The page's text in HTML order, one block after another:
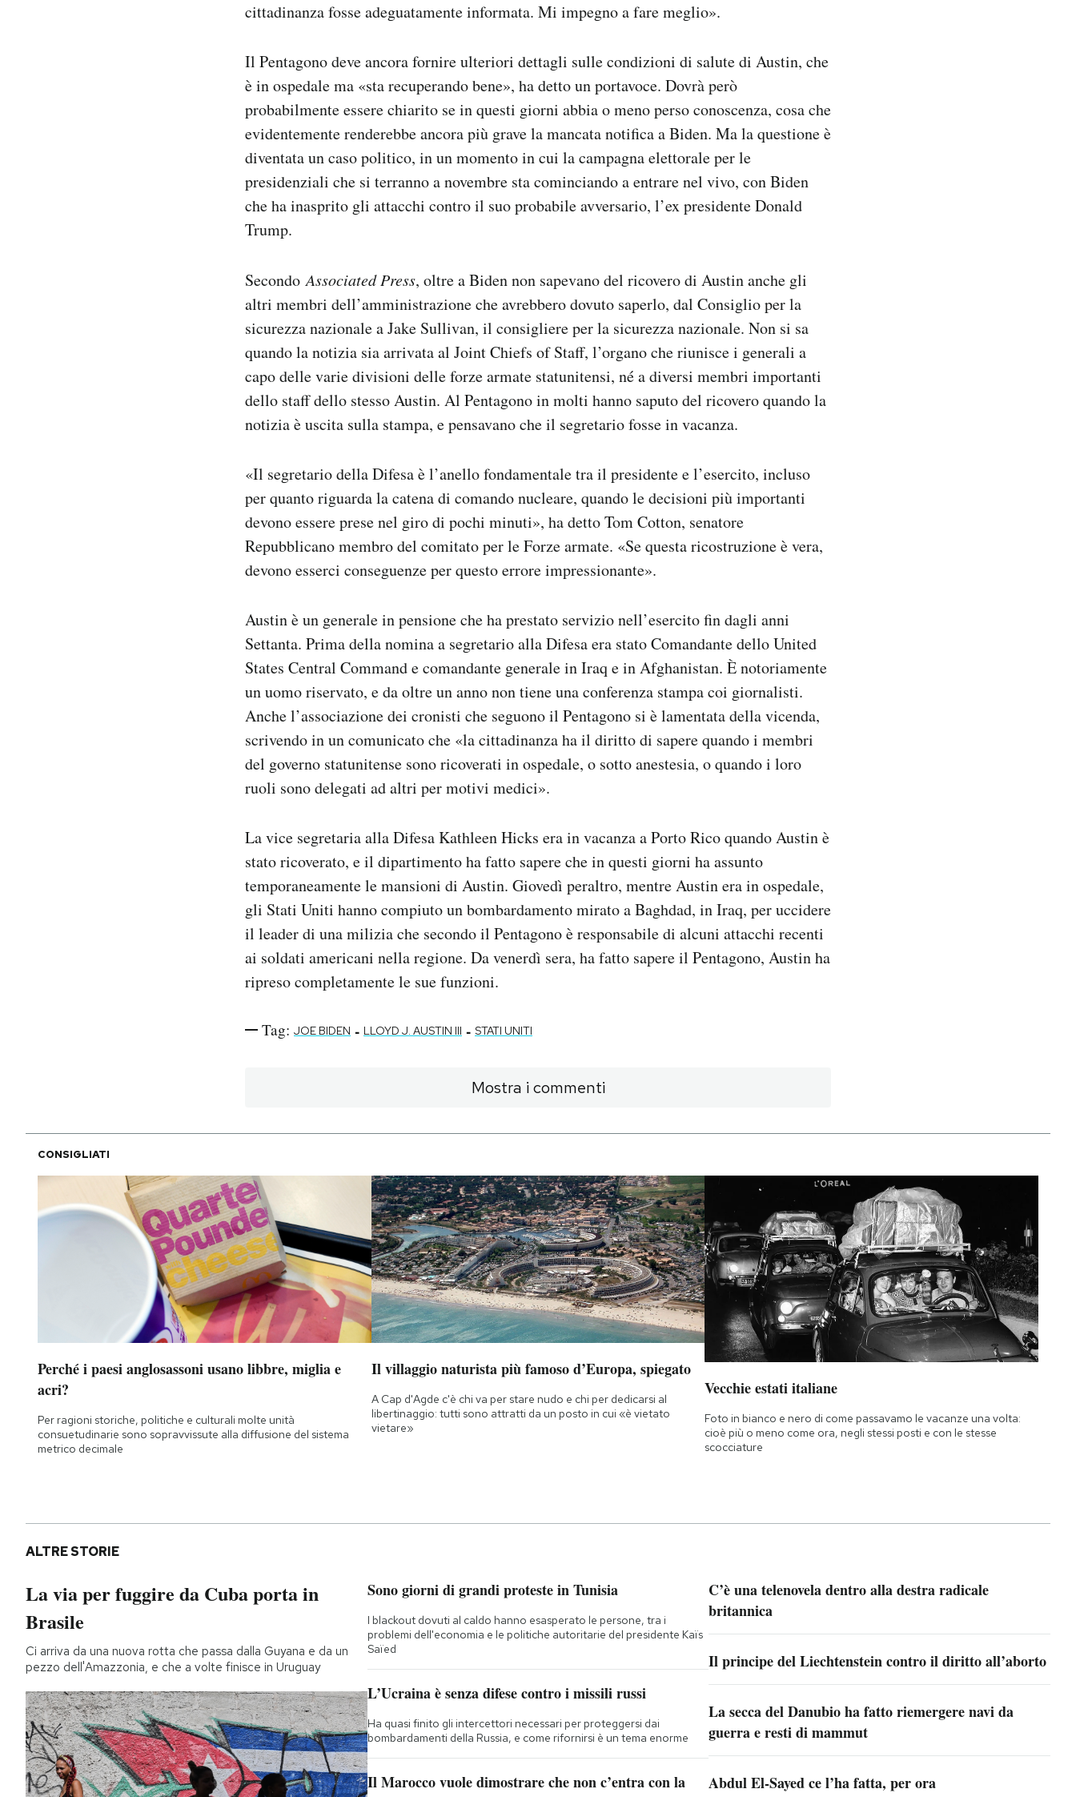
cittadinanza fosse adeguatamente informata. Mi impegno a fare meglio».
Il Pentagono deve ancora fornire ulteriori dettagli sulle condizioni di salute di Austin, che
è in ospedale ma «sta recuperando bene», ha detto un portavoce. Dovrà però
probabilmente essere chiarito se in questi giorni abbia o meno perso conoscenza, cosa che
evidentemente renderebbe ancora più grave la mancata notifica a Biden. Ma la questione è
diventata un caso politico, in un momento in cui la campagna elettorale per le
presidenziali che si terranno a novembre sta cominciando a entrare nel vivo, con Biden
che ha inasprito gli attacchi contro il suo probabile avversario, l’ex presidente Donald
Trump.
SecondoAssociated Press, oltre a Biden non sapevano del ricovero di Austin anche gli
altri membri dell’amministrazione che avrebbero dovuto saperlo, dal Consiglio per la
sicurezza nazionale a Jake Sullivan, il consigliere per la sicurezza nazionale. Non si sa
quando la notizia sia arrivata al Joint Chiefs of Staff, l’organo che riunisce i generali a
capo delle varie divisioni delle forze armate statunitensi, né a diversi membri importanti
dello staff dello stesso Austin. Al Pentagono in molti hanno saputo del ricovero quando la
notizia è uscita sulla stampa, e pensavano che il segretario fosse in vacanza.
«Il segretario della Difesa è l’anello fondamentale tra il presidente e l’esercito, incluso
per quanto riguarda la catena di comando nucleare, quando le decisioni più importanti
devono essere prese nel giro di pochi minuti», ha detto Tom Cotton, senatore
Repubblicano membro del comitato per le Forze armate. «Se questa ricostruzione è vera,
devono esserci conseguenze per questo errore impressionante».
Austin è un generale in pensione che ha prestato servizio nell’esercito fin dagli anni
Settanta. Prima della nomina a segretario alla Difesa era stato Comandante dello United
States Central Command e comandante generale in Iraq e in Afghanistan. È notoriamente
un uomo riservato, e da oltre un anno non tiene una conferenza stampa coi giornalisti.
Anche l’associazione dei cronisti che seguono il Pentagono si è lamentata della vicenda,
scrivendo in un comunicato che «la cittadinanza ha il diritto di sapere quando i membri
del governo statunitense sono ricoverati in ospedale, o sotto anestesia, o quando i loro
ruoli sono delegati ad altri per motivi medici».
La vice segretaria alla Difesa Kathleen Hicks era in vacanza a Porto Rico quando Austin è
stato ricoverato, e il dipartimento ha fatto sapere che in questi giorni ha assunto
temporaneamente le mansioni di Austin. Giovedì peraltro, mentre Austin era in ospedale,
gli Stati Uniti hanno compiuto un bombardamento mirato a Baghdad, in Iraq, per uccidere
il leader di una milizia che secondo il Pentagono è responsabile di alcuni attacchi recenti
ai soldati americani nella regione. Da venerdì sera, ha fatto sapere il Pentagono, Austin ha
ripreso completamente le sue funzioni.
Tag: JOE BIDEN - LLOYD J. AUSTIN III - STATI UNITI
Mostra i commenti
CONSIGLIATI
Perché i paesi anglosassoni usano libbre, miglia e
acri?
Per ragioni storiche, politiche e culturali molte unità
consuetudinarie sono sopravvissute alla diffusione del sistema
metrico decimale
Il villaggio naturista più famoso d’Europa, spiegato
A Cap d'Agde c'è chi va per stare nudo e chi per dedicarsi al
libertinaggio: tutti sono attratti da un posto in cui «è vietato
vietare»
Vecchie estati italiane
Foto in bianco e nero di come passavamo le vacanze una volta:
cioè più o meno come ora, negli stessi posti e con le stesse
scocciature
ALTRE STORIE
La via per fuggire da Cuba porta in
Brasile
Ci arriva da una nuova rotta che passa dalla Guyana e da un
pezzo dell'Amazzonia, e che a volte finisce in Uruguay
Sono giorni di grandi proteste in Tunisia
I blackout dovuti al caldo hanno esasperato le persone, tra i
problemi dell'economia e le politiche autoritarie del presidente Kaïs
Saïed
L’Ucraina è senza difese contro i missili russi
Ha quasi finito gli intercettori necessari per proteggersi dai
bombardamenti della Russia, e come rifornirsi è un tema enorme
Il Marocco vuole dimostrare che non c’entra con la
C’è una telenovela dentro alla destra radicale
britannica
Il principe del Liechtenstein contro il diritto all’aborto
La secca del Danubio ha fatto riemergere navi da
guerra e resti di mammut
Abdul El-Sayed ce l’ha fatta, per ora